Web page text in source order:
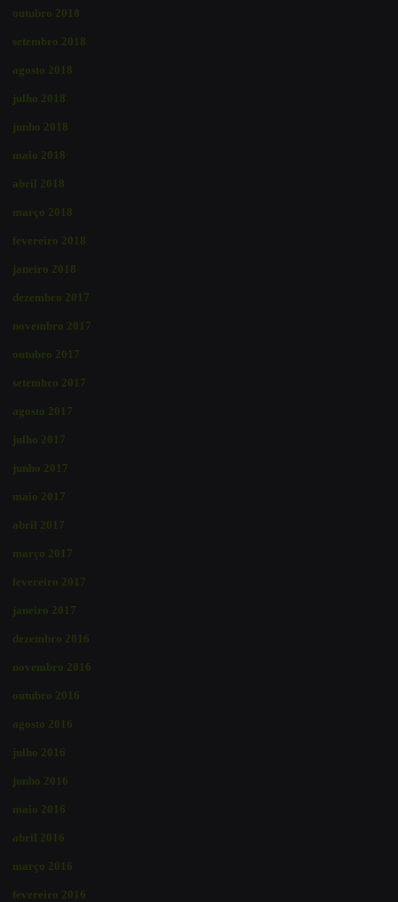
outubro 2018
setembro 2018
agosto 2018
julho 2018
junho 2018
maio 2018
abril 2018
março 2018
fevereiro 2018
janeiro 2018
dezembro 2017
novembro 2017
outubro 2017
setembro 2017
agosto 2017
julho 2017
junho 2017
maio 2017
abril 2017
março 2017
fevereiro 2017
janeiro 2017
dezembro 2016
novembro 2016
outubro 2016
agosto 2016
julho 2016
junho 2016
maio 2016
abril 2016
março 2016
fevereiro 2016